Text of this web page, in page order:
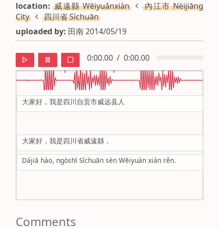
location:威遠縣 Wēiyuǎnxiàn
內江市 Nèijiāng
City
四川省 Sìchuān
uploaded by: 田南 2014/05/19
0:00.00 / 0:00.00
default
mandarin
roman
大家好，我是四川自贡市威远县人
大家好，我是四川省威遠縣，
Dájiā hào, ngòshī Síchuān sèn Wēiyuàn xián rên.
Comments